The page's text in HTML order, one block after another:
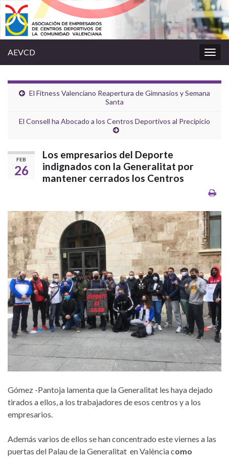
la
AEVCD
El Fitness Valenciano Reapertura de Gimnasios y Semana
Santa
El Consell ha Abocado a los Centros Deportivos al Precipicio
FEB
26
Los empresarios del Deporte
indignados con la Generalitat por
mantener cerrados los Centros
Gómez -Pantoja lamenta que la Generalitat les haya dejado
tirados a ellos, a los trabajadores de esos centros y a los
empresarios.
Además varios de ellos se han concentrado este viernes a las
puertas del Palau de la Generalitat en València como